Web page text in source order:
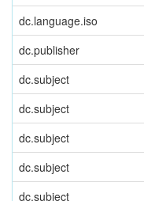
dc.language.iso
dc.publisher
dc.subject
dc.subject
dc.subject
dc.subject
dc.subject